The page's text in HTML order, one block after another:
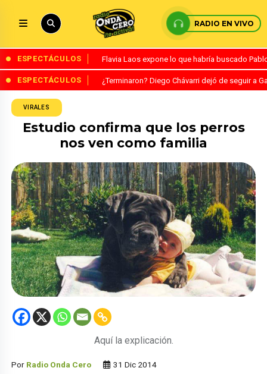
RADIO EN VIVO
ESPECTÁCULOS Flavia Laos expone lo que habría buscado
ESPECTÁCULOS ¿Terminaron? Diego Chávarri dejó de seguir a
VIRALES
Estudio confirma que los perros
nos ven como familia
Aquí la explicación.
Por Radio Onda Cero 31 Dic 2014